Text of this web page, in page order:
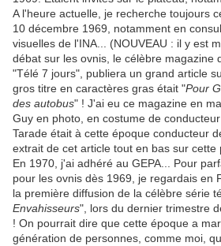
A l'heure actuelle, je recherche toujours
10 décembre 1969, notamment en
visuelles de l'INA... (NOUVEAU : il y est
débat sur les ovnis, le célèbre magazine
"Télé 7 jours", publiera un grand article
gros titre en caractères gras était "Pour
des autobus" ! J'ai eu ce magazine en
Guy en photo, en costume de
Tarade était à cette époque conducteur
extrait de cet article tout en bas sur cette
En 1970, j'ai adhéré au GEPA... Pour
pour les ovnis dès 1969, je regardais en
la première diffusion de la célèbre série
Envahisseurs", lors du dernier trimestre
! On pourrait dire que cette époque a
génération de personnes, comme moi,